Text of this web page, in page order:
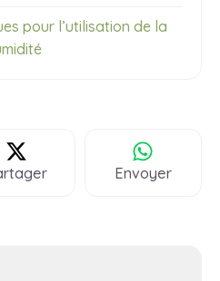
pour l’utilisation de la
Envoyer